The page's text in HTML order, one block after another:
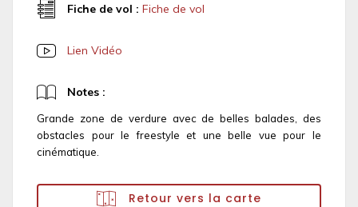
Fiche de vol : Fiche de vol
Lien Vidéo
Notes :
Grande zone de verdure avec de belles balades, des
obstacles pour le freestyle et une belle vue pour le
cinématique.
Retour vers la carte